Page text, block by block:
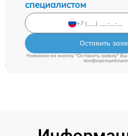
специалистом
Оставить
Нажимая на кнопку "Оставить заявку"